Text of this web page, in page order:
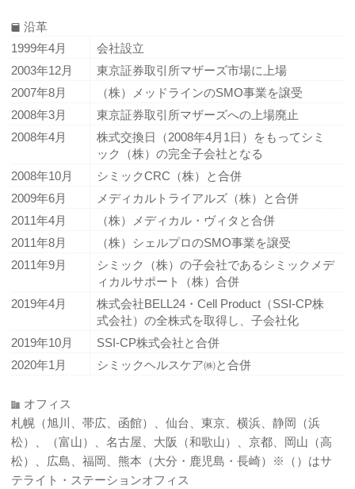
沿革
1999年4月
会社設立
2003年12月
東京証券取引所マザーズ市場に上場
2007年8月
（株）メッドラインのSMO事業を譲受
2008年3月
東京証券取引所マザーズへの上場廃止
2008年4月
株式交換日（2008年4月1日）をもってシミ
ック（株）の完全子会社となる
2008年10月
シミックCRC（株）と合併
2009年6月
メディカルトライアルズ（株）と合併
2011年4月
（株）メディカル・ヴィタと合併
2011年8月
（株）シェルプロのSMO事業を譲受
2011年9月
シミック（株）の子会社であるシミックメデ
ィカルサポート（株）合併
2019年4月
株式会社BELL24・Cell Product（SSI-CP株
式会社）の全株式を取得し、子会社化
2019年10月
SSI-CP株式会社と合併
2020年1月
シミックヘルスケア㈱と合併
オフィス
札幌（旭川、帯広、函館）、仙台、東京、横浜、静岡（浜
松）、（富山）、名古屋、大阪（和歌山）、京都、岡山（高
松）、広島、福岡、熊本（大分・鹿児島・長崎）※（）はサ
テライト・ステーションオフィス